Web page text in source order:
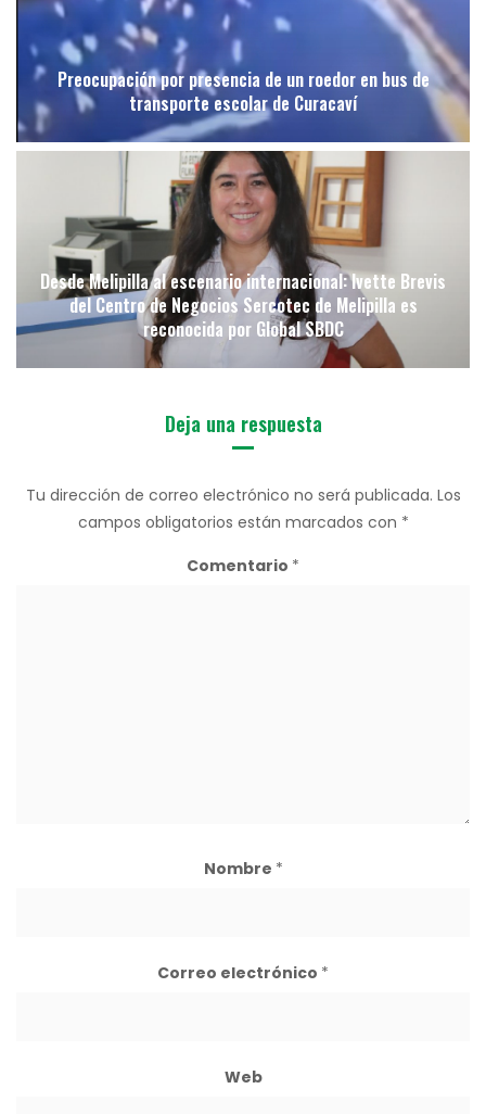
Preocupación por presencia de un roedor en bus de
transporte escolar de Curacaví
Desde Melipilla al escenario internacional: Ivette Brevis
del Centro de Negocios Sercotec de Melipilla es
reconocida por Global SBDC
Deja una respuesta
Tu dirección de correo electrónico no será publicada. Los
campos obligatorios están marcados con *
Comentario *
Nombre *
Correo electrónico *
Web